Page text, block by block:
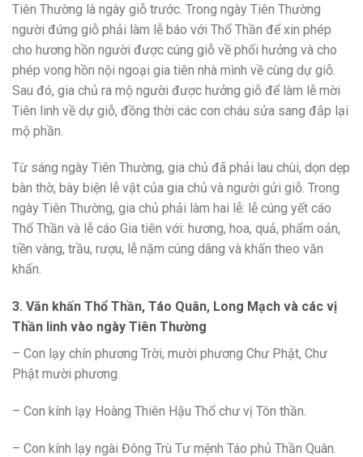
Tiên Thường là ngày giỗ trước. Trong ngày Tiên Thường
người đứng giỗ phải làm lễ báo với Thổ Thần để xin phép
cho hương hồn người được cúng giỗ về phối hưởng và cho
phép vong hồn nội ngoại gia tiên nhà mình về cùng dự giỗ.
Sau đó, gia chủ ra mộ người được hưởng giỗ để làm lễ mời
Tiên linh về dự giỗ, đồng thời các con cháu sửa sang đắp lại
mộ phần.
Từ sáng ngày Tiên Thường, gia chủ đã phải lau chùi, dọn dẹp
bàn thờ, bày biện lễ vật của gia chủ và người gửi giỗ. Trong
ngày Tiên Thường, gia chủ phải làm hai lễ: lễ cúng yết cáo
Thổ Thần và lễ cáo Gia tiên với: hương, hoa, quả, phẩm oản,
tiền vàng, trầu, rượu, lễ nặm cúng dâng và khấn theo văn
khấn.
3. Văn khấn Thổ Thần, Táo Quân, Long Mạch và các vị
Thần linh vào ngày Tiên Thường
– Con lạy chín phương Trời, mười phương Chư Phật, Chư
Phật mười phương.
– Con kính lạy Hoàng Thiên Hậu Thổ chư vị Tôn thần.
– Con kính lạy ngài Đông Trù Tư mệnh Táo phủ Thần Quân.